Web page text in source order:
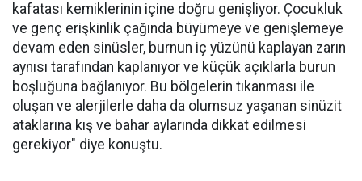
kafatası kemiklerinin içine doğru genişliyor. Çocukluk
ve genç erişkinlik çağında büyümeye ve genişlemeye
devam eden sinüsler, burnun iç yüzünü kaplayan zarın
aynısı tarafından kaplanıyor ve küçük açıklarla burun
boşluğuna bağlanıyor. Bu bölgelerin tıkanması ile
oluşan ve alerjilerle daha da olumsuz yaşanan sinüzit
ataklarına kış ve bahar aylarında dikkat edilmesi
gerekiyor" diye konuştu.